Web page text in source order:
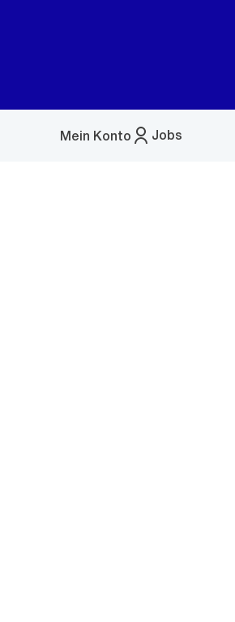
Jobs
Mein Konto
Menü